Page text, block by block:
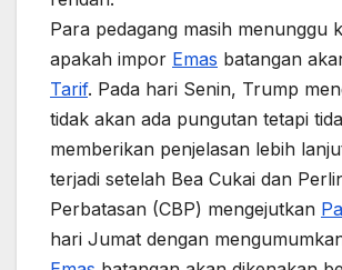
Para pedagang masih menunggu
apakah impor Emas batangan
Tarif. Pada hari Senin, Trump
tidak akan ada pungutan tetapi
memberikan penjelasan lebih
terjadi setelah Bea Cukai dan
Perbatasan (CBP) mengejutkan
hari Jumat dengan